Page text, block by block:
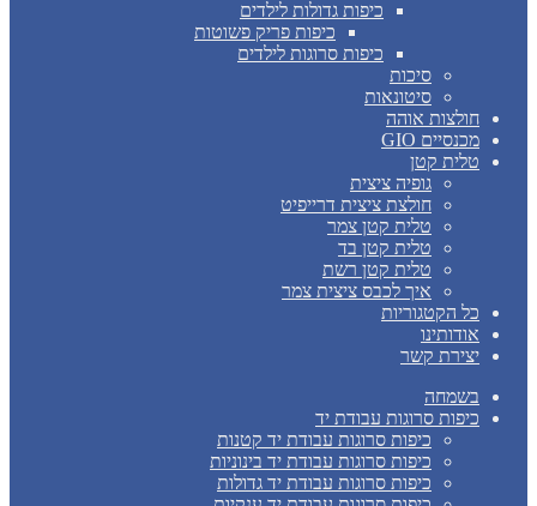
כיפות גדולות לילדים
כיפות פריק פשוטות
כיפות סרוגות לילדים
סיכות
סיטונאות
חולצות אוהה
מכנסיים GIO
טלית קטן
גופיה ציצית
חולצת ציצית דרייפיט
טלית קטן צמר
טלית קטן בד
טלית קטן רשת
איך לכבס ציצית צמר
כל הקטגוריות
אודותינו
יצירת קשר
בשמחה
כיפות סרוגות עבודת יד
כיפות סרוגות עבודת יד קטנות
כיפות סרוגות עבודת יד בינוניות
כיפות סרוגות עבודת יד גדולות